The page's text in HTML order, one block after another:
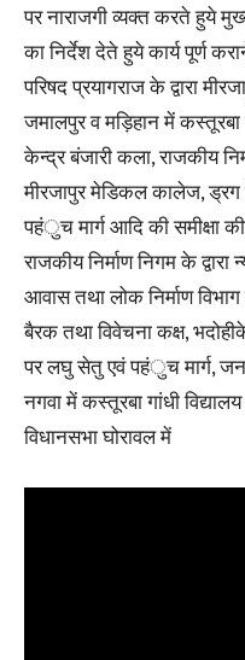
पर नाराजगी व्यक्त करते हुये
का निर्देश देते हुये कार्य पूर्ण
परिषद प्रयागराज के द्वारा
जमालपुर व मड़िहान में कस्तूरबा
केन्द्र बंजारी कला, राजकीय
मीरजापुर मेडिकल कालेज, ड्रग
पहंुच मार्ग आदि की समीक्षा
राजकीय निर्माण निगम के
आवास तथा लोक निर्माण विभाग
बैरक तथा विवेचना कक्ष,
पर लघु सेतु एवं पहंुच मार्ग,
नगवा में कस्तूरबा गांधी
विधानसभा घोरावल में